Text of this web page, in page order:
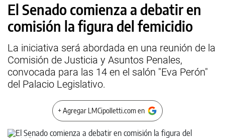
El Senado comienza a debatir en
comisión la figura del femicidio
La iniciativa será abordada en una reunión de la
Comisión de Justicia y Asuntos Penales,
convocada para las 14 en el salón "Eva Perón"
del Palacio Legislativo.
+ Agregar LMCipolletti.com en